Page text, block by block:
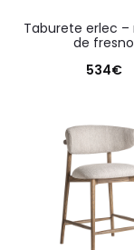
taburete erlec – madera
de fresno
534€